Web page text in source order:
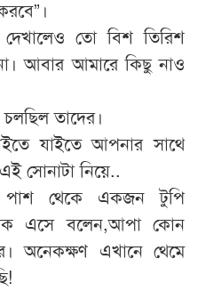
তো বিশ তিরিশ
আবার আমারে কিছু নাও
তাদের।
যাইতে আপনার সাথে
সোনাটা নিয়ে..
থেকে একজন টুপি
এসে বলেন,আপা কোন
অনেকক্ষণ এখানে থেমে